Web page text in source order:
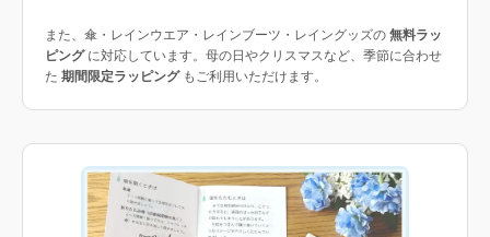
また、傘・レインウエア・レインブーツ・レイングッズの 無料ラッ
ピングに対応しています。母の日やクリスマスなど、季節に合わせ
た 期間限定ラッピングもご利用いただけます。